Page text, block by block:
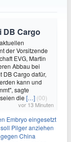
DB Cargo
der Vorsitzende
EVG, Martin
Abbau bei
DB Cargo dafür,
kann und
sagte
die […] (00)
vor 13 Minuten
Embryo eingesetzt
Pilger anziehen
China